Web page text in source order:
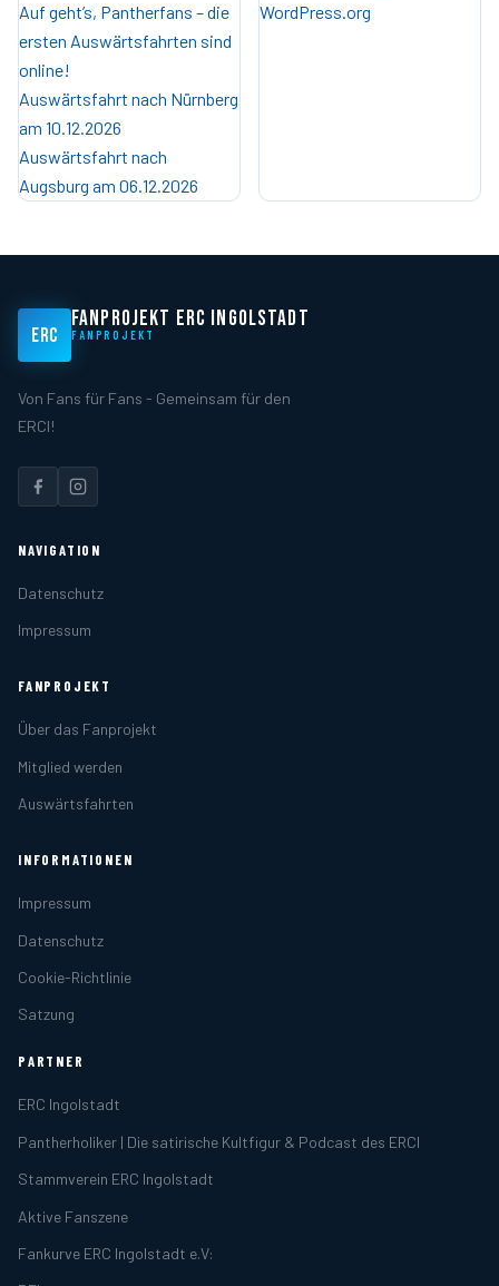
Auf geht’s, Pantherfans – die
ersten Auswärtsfahrten sind
online!
Auswärtsfahrt nach Nürnberg
am 10.12.2026
Auswärtsfahrt nach
Augsburg am 06.12.2026
WordPress.org
ERC
FANPROJEKT ERC INGOLSTADT
FANPROJEKT
Von Fans für Fans - Gemeinsam für den
ERCI!
NAVIGATION
Datenschutz
Impressum
FANPROJEKT
Über das Fanprojekt
Mitglied werden
Auswärtsfahrten
INFORMATIONEN
Impressum
Datenschutz
Cookie-Richtlinie
Satzung
PARTNER
ERC Ingolstadt
Pantherholiker | Die satirische Kultfigur & Podcast des ERCI
Stammverein ERC Ingolstadt
Aktive Fanszene
Fankurve ERC Ingolstadt e.V: